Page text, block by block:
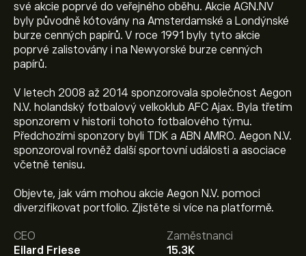
své akcie poprvé do veřejného oběhu. Akcie AGN.NV
byly původně kótovány na Amsterdamské a Londýnské
burze cenných papírů. V roce 1991 byly tyto akcie
poprvé zalistovány i na Newyorské burze cenných
papírů.
V letech 2008 až 2014 sponzorovala společnost Aegon
N.V. holandský fotbalový velkoklub AFC Ajax. Byla třetím
sponzorem v historii tohoto fotbalového týmu.
Předchozími sponzory byli TDK a ABN AMRO. Aegon N.V.
sponzoroval rovněž další sportovní události a asociace
včetně tenisu.
Objevte, jak vám mohou akcie Aegon N.V. pomoci
diverzifikovat portfolio. Zjistěte si více na platformě.
CEO
Eilard Friese
Zaměstnanci
15.3K
Aktuální cena akcie AGN.NV je 8.260‎€‎.
Průměrný cenový cíl pro akcie Aegon Ltd je 8.260‎€‎.
Zaregistrujte se
na eToro a získejte detailní prognózy